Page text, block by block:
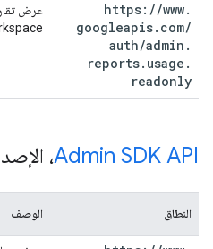
https: //www.
googleapis. com/
auth/admin .
reports. usage .
readonly
Admin SDK API،
النطاق الوصف